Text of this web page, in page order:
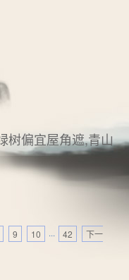
树偏宜屋角遮,青山
9 10 ··· 42
下一